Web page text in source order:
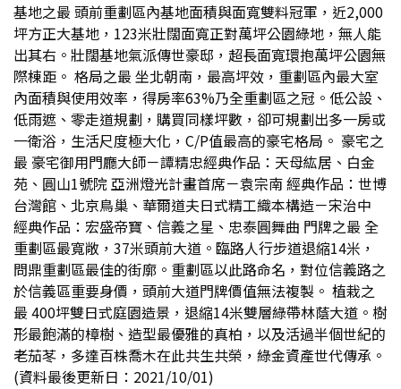
基地之最 頭前重劃區內基地面積與面寬雙料冠軍，近2,000
坪方正大基地，123米壯闊面寬正對萬坪公園綠地，無人能
出其右。壯闊基地氣派傳世豪邸，超長面寬環抱萬坪公園無
際棟距。 格局之最 坐北朝南，最高坪效，重劃區內最大室
內面積與使用效率，得房率63%乃全重劃區之冠。低公設、
低雨遮、零走道規劃，購買同樣坪數，卻可規劃出多一房或
一衛浴，生活尺度極大化，C/P值最高的豪宅格局。 豪宅之
最 豪宅御用門廳大師－譚精忠經典作品：天母紘居、白金
苑、圓山1號院 亞洲燈光計畫首席－袁宗南 經典作品：世博
台灣館、北京鳥巢、華爾道夫日式精工織本構造－宋治中
經典作品：宏盛帝寶、信義之星、忠泰圓舞曲 門牌之最 全
重劃區最寬敞，37米頭前大道。臨路人行步道退縮14米，
問鼎重劃區最佳的街廓。重劃區以此路命名，對位信義路之
於信義區重要身價，頭前大道門牌價值無法複製。 植栽之
最 400坪雙日式庭園造景，退縮14米雙層綠帶林蔭大道。樹
形最飽滿的樟樹、造型最優雅的真柏，以及活過半個世紀的
老茄苳，多達百株喬木在此共生共榮，綠金資產世代傳承。
(資料最後更新日：2021/10/01)